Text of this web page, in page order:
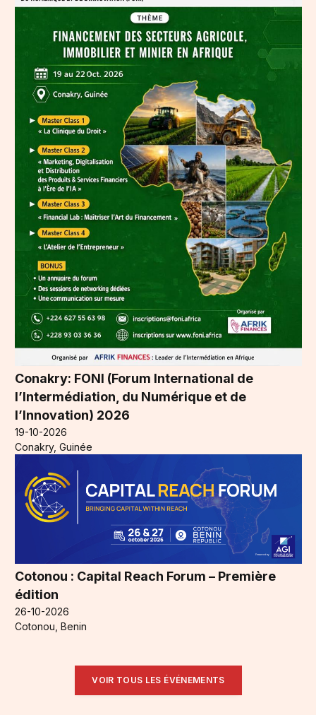
Conakry: FONI (Forum International de
l’Intermédiation, du Numérique et de
l’Innovation) 2026
19-10-2026
Conakry, Guinée
Cotonou : Capital Reach Forum – Première
édition
26-10-2026
Cotonou, Benin
VOIR TOUS LES ÉVÉNEMENTS